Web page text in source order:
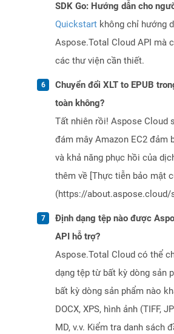
SDK Go: Hướng dẫn cho
Quickstart không chỉ hướng
Aspose.Total Cloud API mà
các thư viện cần thiết.
Chuyển đổi XLT to EPUB
toàn không?
Tất nhiên rồi! Aspose Cloud
đám mây Amazon EC2 đảm
và khả năng phục hồi của
thêm về [Thực tiễn bảo mật
(https://about.aspose.cloud/
Định dạng tệp nào được
API hỗ trợ?
Aspose.Total Cloud có thể
dạng tệp từ bất kỳ dòng sản
bất kỳ dòng sản phẩm nào
DOCX, XPS, hình ảnh (TIFF,
MD, v.v. Kiểm tra danh sách